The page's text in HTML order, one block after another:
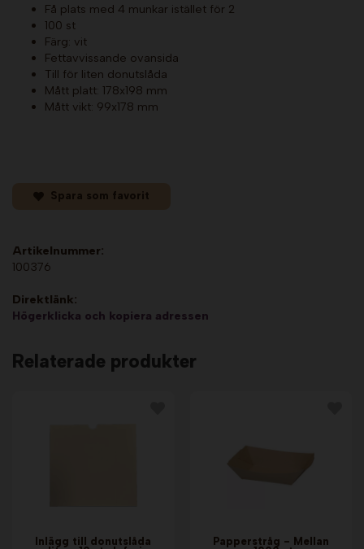
Få plats med 4 munkar istället för 2
100 st
Färg: vit
Fettavvissande ovansida
Till för liten donutslåda
Mått platt: 178x198 mm
Mått vikt: 99x178 mm
Spara som favorit
Artikelnummer:
100376
Direktlänk:
Högerklicka och kopiera adressen
Relaterade produkter
Inlägg till donutslåda
Papperstråg - Mellan